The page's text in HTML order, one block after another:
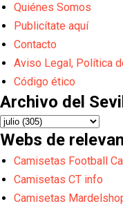
Quiénes Somos
Publicítate aquí
Contacto
Aviso Legal, Política
Código ético
Archivo del
Webs de
Camisetas Football
Camisetas CT info
Camisetas